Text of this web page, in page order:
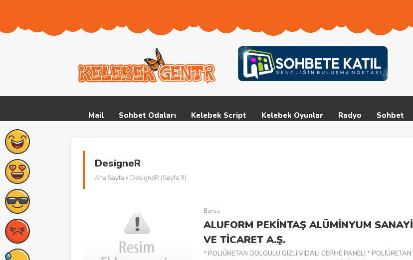
Mail Sohbet Odaları Kelebek Script Kelebek Oyunlar Radyo Sohbet
DesigneR
Ana Sayfa » DesigneR (Sayfa 9)
Bursa
ALUFORM PEKİNTAŞ ALÜMİNYUM SANAYİ
VE TİCARET A.Ş.
* POLİÜRETAN DOLGULU GİZLİ VİDALI CEPHE PANELİ * POLİÜRETAN